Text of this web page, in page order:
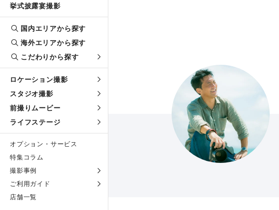
挙式披露宴撮影
国内エリアから探す
海外エリアから探す
こだわりから探す
ロケーション撮影
スタジオ撮影
前撮りムービー
ライフステージ
オプション・サービス
特集コラム
撮影事例
ご利用ガイド
店舗一覧